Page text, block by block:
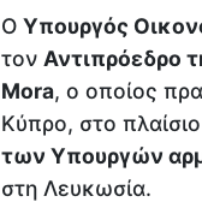
Ο Υπουργός
τον Αντιπρόεδρο
Mora, ο οποίος
Κύπρο, στο
των Υπουργών
στη Λευκωσία.